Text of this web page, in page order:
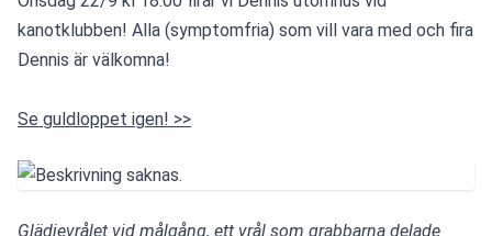
kanotklubben! Alla (symptomfria) som vill vara med och fira
Dennis är välkomna!
Se guldloppet igen! >>
Glädjevrålet vid målgång, ett vrål som grabbarna delade